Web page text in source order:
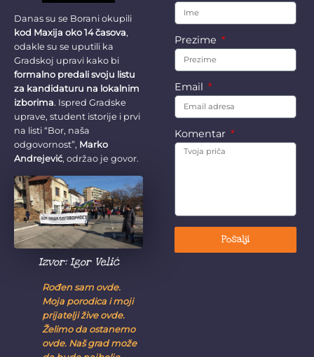
Danas su se Borani okupili
kod Maxija oko 14 časova,
odakle su se uputili ka
Gradskoj upravi kako bi
formalno predali svoju listu
za kandidaturu na lokalnim
izborima. Ispred Gradske
uprave, student istorije i prvi
na listi “Bor, naša
odgovornost”, Marko
Andrejević, održao je govor.
Izvor: Igor Velić
Rođen sam ovde.
Moja porodica i moji
prijatelji žive ovde.
Želimo da ostanemo
ovde. Naš grad može
Prezime
Email
Komentar
Pošalji